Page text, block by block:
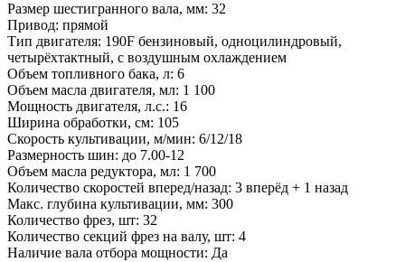
Размер шестигранного вала, мм: 32
Привод: прямой
Тип двигателя: 190F бензиновый, одноцилиндровый,
четырёхтактный, с воздушным охлаждением
Объем топливного бака, л: 6
Объем масла двигателя, мл: 1 100
Мощность двигателя, л.с.: 16
Ширина обработки, см: 105
Скорость культивации, м/мин: 6/12/18
Размерность шин: до 7.00-12
Объем масла редуктора, мл: 1 700
Количество скоростей вперед/назад: 3 вперёд + 1 назад
Макс. глубина культивации, мм: 300
Количество фрез, шт: 32
Количество секций фрез на валу, шт: 4
Наличие вала отбора мощности: Да